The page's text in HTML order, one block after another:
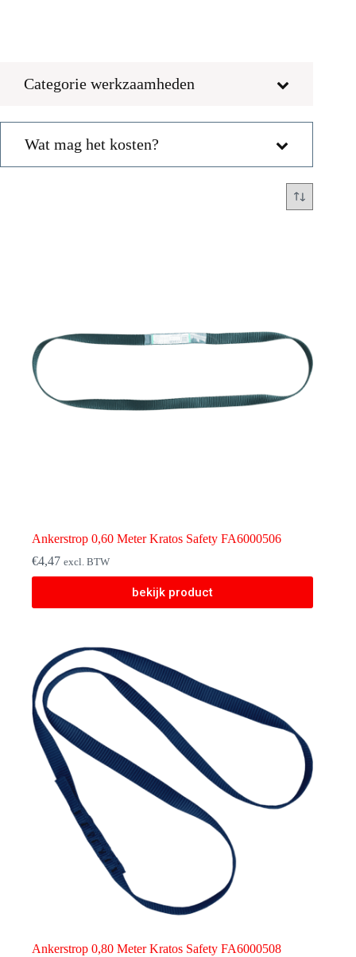
Ankerstrop 0,60 Meter Kratos Safety FA6000506
€4,47 excl. BTW
bekijk product
Ankerstrop 0,80 Meter Kratos Safety FA6000508
Categorie werkzaamheden
Wat mag het kosten?